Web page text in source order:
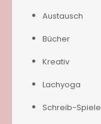
Austausch
Bücher
Kreativ
Lachyoga
Schreib-Spiele